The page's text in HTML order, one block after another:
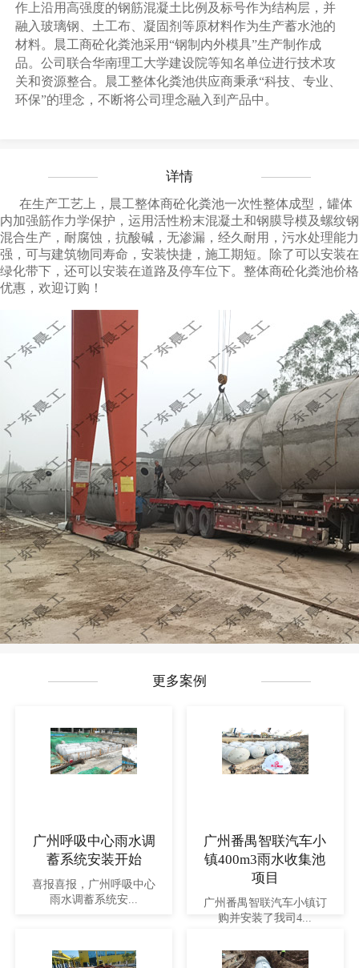
作上沿用高强度的钢筋混凝土比例及标号作为结构层，并
融入玻璃钢、土工布、凝固剂等原材料作为生产蓄水池的
材料。晨工商砼化粪池采用“钢制内外模具”生产制作成
品。公司联合华南理工大学建设院等知名单位进行技术攻
关和资源整合。晨工整体化粪池供应商秉承“科技、专业、
环保”的理念，不断将公司理念融入到产品中。
详情
在生产工艺上，晨工整体商砼化粪池一次性整体成型，罐体
内加强筋作力学保护，运用活性粉末混凝土和钢膜导模及螺纹钢
混合生产，耐腐蚀，抗酸碱，无渗漏，经久耐用，污水处理能力
强，可与建筑物同寿命，安装快捷，施工期短。除了可以安装在
绿化带下，还可以安装在道路及停车位下。整体商砼化粪池价格
优惠，欢迎订购！
更多案例
广州呼吸中心雨水调
蓄系统安装开始
喜报喜报，广州呼吸中心
雨水调蓄系统安...
广州番禺智联汽车小
镇400m3雨水收集池
项目
广州番禺智联汽车小镇订
购并安装了我司4...